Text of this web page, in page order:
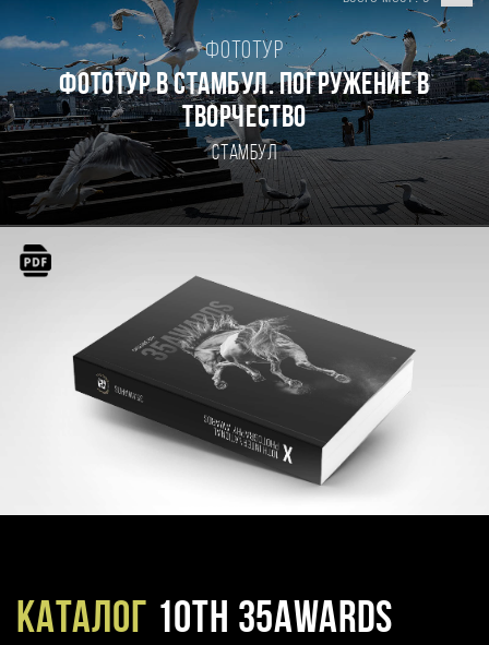
Фототур
Фототур в Стамбул. Погружение в
творчество
Стамбул
Каталог 10TH 35AWARDS